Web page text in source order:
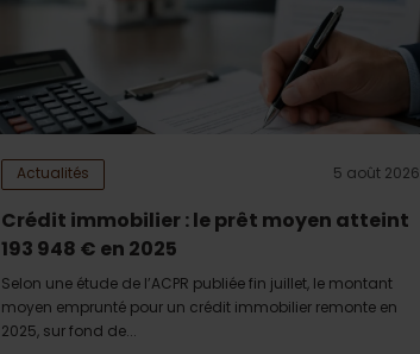
Actualités 5 août 2026
Crédit immobilier : le prêt moyen atteint
193 948 € en 2025
Selon une étude de l’ACPR publiée fin juillet, le montant
moyen emprunté pour un crédit immobilier remonte en
2025, sur fond de...